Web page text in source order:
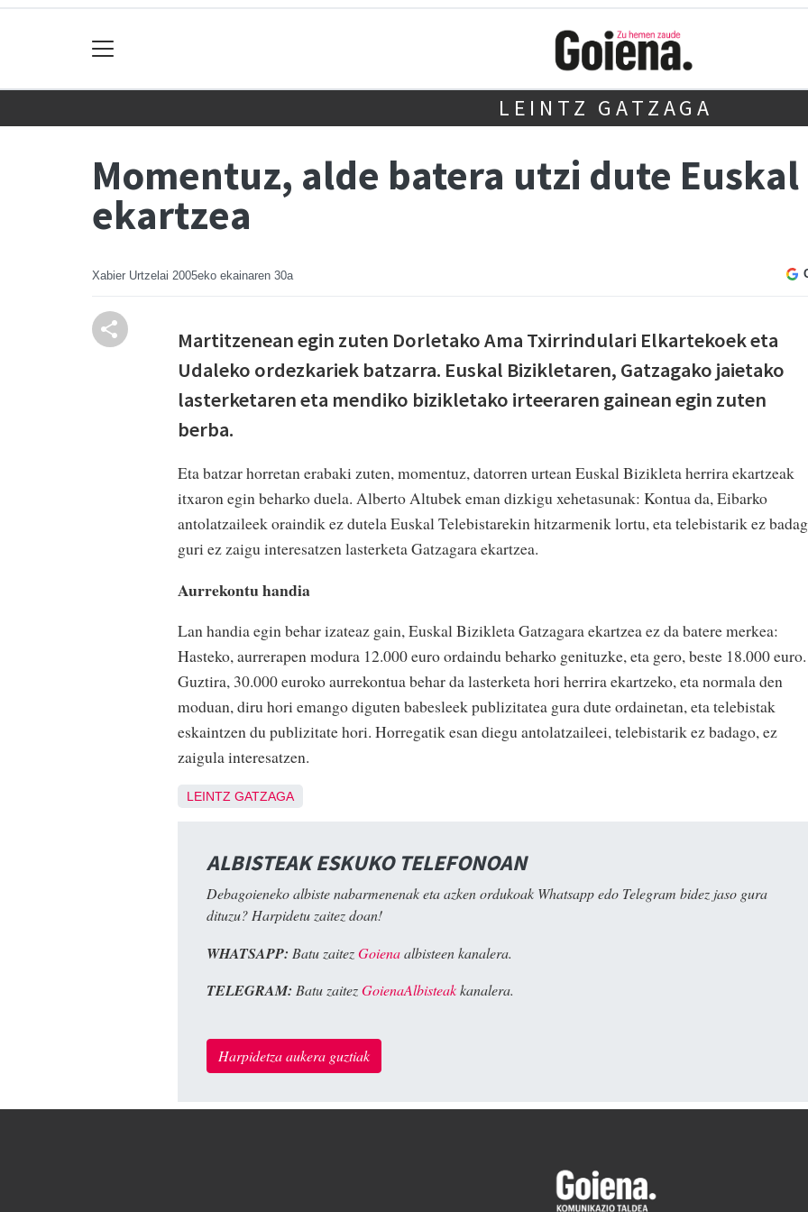
LEINTZ GATZAGA
Momentuz, alde batera utzi dute
ekartzea
Xabier Urtzelai 2005eko ekainaren 30a
Martitzenean egin zuten Dorletako Ama Txirrindulari Elkartekoek eta
Udaleko ordezkariek batzarra. Euskal Bizikletaren, Gatzagako jaietako
lasterketaren eta mendiko bizikletako irteeraren gainean egin zuten
berba.
Eta batzar horretan erabaki zuten, momentuz, datorren urtean Euskal Bizikleta herrira ekartzeak
itxaron egin beharko duela. Alberto Altubek eman dizkigu xehetasunak: Kontua da, Eibarko
antolatzaileek oraindik ez dutela Euskal Telebistarekin hitzarmenik lortu, eta telebistarik ez
guri ez zaigu interesatzen lasterketa Gatzagara ekartzea.
Aurrekontu handia
Lan handia egin behar izateaz gain, Euskal Bizikleta Gatzagara ekartzea ez da batere merkea:
Hasteko, aurrerapen modura 12.000 euro ordaindu beharko genituzke, eta gero, beste 18.000 euro.
Guztira, 30.000 euroko aurrekontua behar da lasterketa hori herrira ekartzeko, eta normala den
moduan, diru hori emango diguten babesleek publizitatea gura dute ordainetan, eta telebistak
eskaintzen du publizitate hori. Horregatik esan diegu antolatzaileei, telebistarik ez badago, ez
zaigula interesatzen.
LEINTZ GATZAGA
ALBISTEAK ESKUKO TELEFONOAN
Debagoieneko albiste nabarmenenak eta azken ordukoak Whatsapp edo Telegram bidez jaso gura
dituzu? Harpidetu zaitez doan!
WHATSAPP: Batu zaitezGoienaalbisteen kanalera.
TELEGRAM: Batu zaitezGoienaAlbisteakkanalera.
Harpidetza aukera guztiak